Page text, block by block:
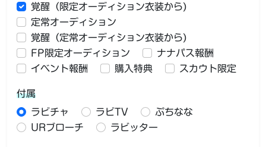
覚醒（限定オーディション衣装から)
定常オーディション
覚醒（定常オーディション衣装から)
FP限定オーディション
ナナパス報酬
イベント報酬
購入特典 スカウト限定
付属
ラビチャ
ラビTV
ぷちなな
URブローチ
ラビッター